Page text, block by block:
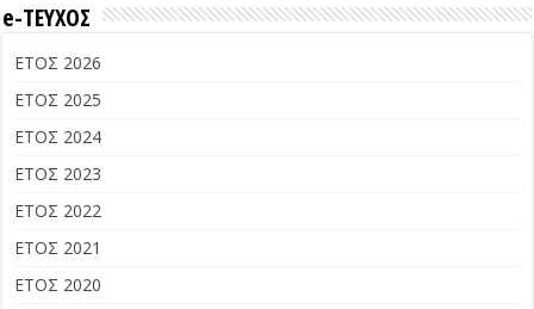
e-ΤΕΥΧΟΣ
ΕΤΟΣ 2026
ΕΤΟΣ 2025
ΕΤΟΣ 2024
ΕΤΟΣ 2023
ΕΤΟΣ 2022
ΕΤΟΣ 2021
ΕΤΟΣ 2020